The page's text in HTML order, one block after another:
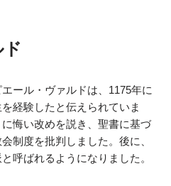
ール・ヴァルドは、1175年に
経験したと伝えられていま
悔い改めを説き、聖書に基づ
制度を批判しました。後に、
呼ばれるようになりました。